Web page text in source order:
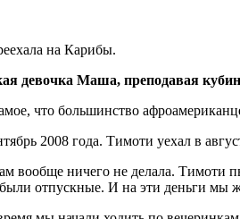
на Карибы.
девочка Маша, преподавая
что большинство
2008 года. Тимоти уехал в
вообще ничего не делала. Тимоти
отпускные. И на эти деньги мы